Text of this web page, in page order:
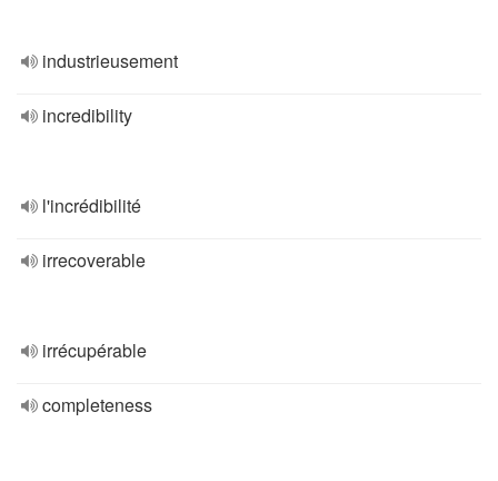
industrieusement
incredibility
l'incrédibilité
irrecoverable
irrécupérable
completeness